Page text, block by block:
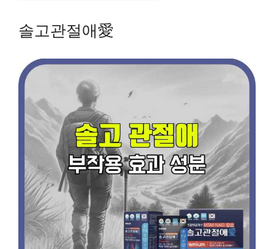
솔고관절애愛